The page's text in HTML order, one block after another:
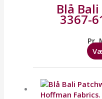
Blå
3367-
Pr.